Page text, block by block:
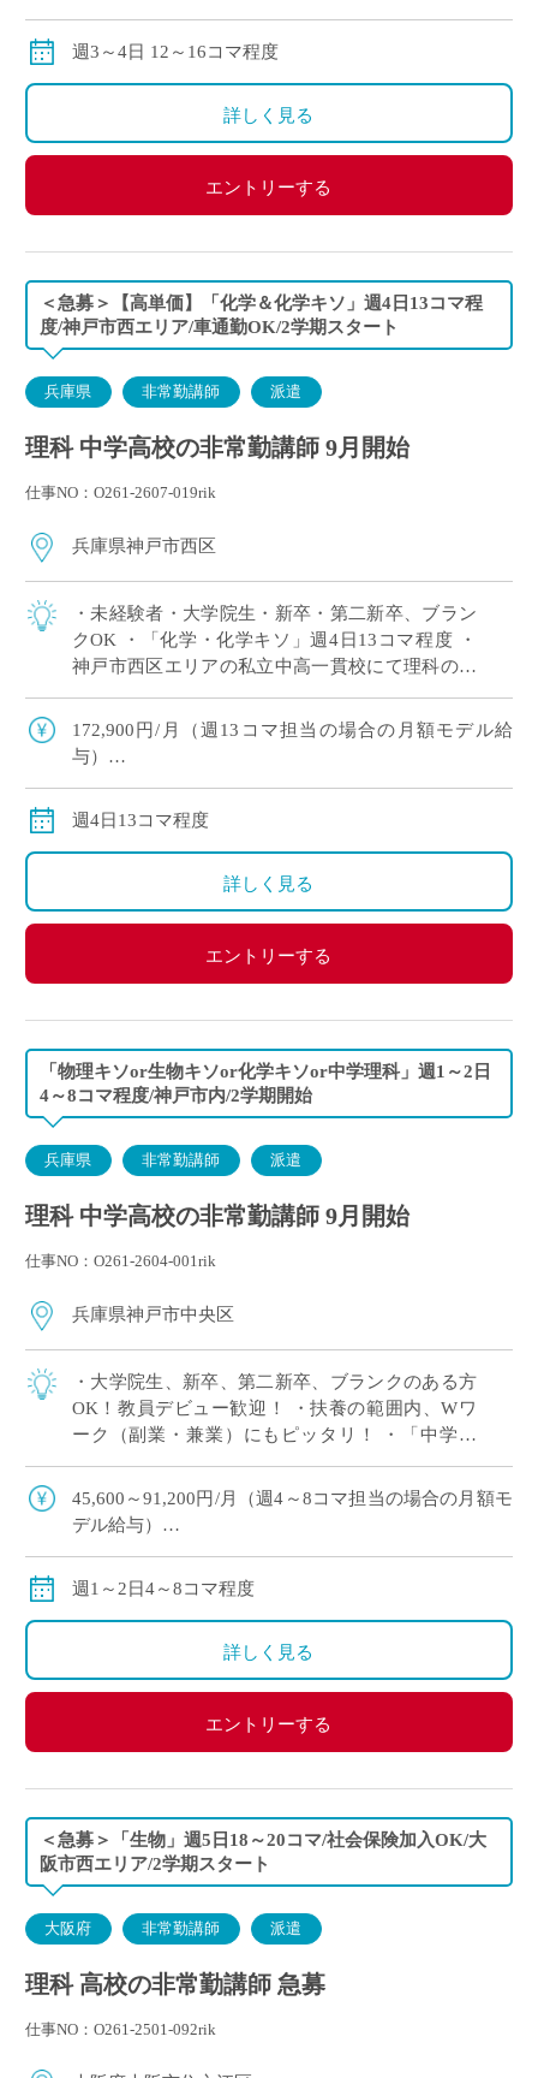
算になります。
週3～4日 12～16コマ程度
詳しく見る
エントリーする
＜急募＞【高単価】「化学＆化学キソ」週4日13コマ程
度/神戸市西エリア/車通勤OK/2学期スタート
兵庫県 非常勤講師 派遣
理科 中学高校の非常勤講師 9月開始
仕事NO：O261-2607-019rik
兵庫県神戸市西区
・未経験者・大学院生・新卒・第二新卒、ブラン
クOK ・「化学・化学キソ」週4日13コマ程度 ・
神戸市西区エリアの私立中高一貫校にて理科の非
校免許のみOK
172,900円/月（週13コマ担当の場合の月額モデル給
与）
週4日13コマ程度
詳しく見る
エントリーする
「物理キソor生物キソor化学キソor中学理科」週1～2日
4～8コマ程度/神戸市内/2学期開始
兵庫県 非常勤講師 派遣
理科 中学高校の非常勤講師 9月開始
仕事NO：O261-2604-001rik
兵庫県神戸市中央区
・大学院生、新卒、第二新卒、ブランクのある方
OK！教員デビュー歓迎！ ・扶養の範囲内、Wワ
ーク（副業・兼業）にもピッタリ！ ・「中学理
ソ」のいずれか1科目が担当できればOK […]
45,600～91,200円/月（週4～8コマ担当の場合の月額モ
デル給与）
※ご勤務スタート時期によって、初月の給与は日割計
週1～2日4～8コマ程度
詳しく見る
エントリーする
＜急募＞「生物」週5日18～20コマ/社会保険加入OK/大
阪市西エリア/2学期スタート
大阪府 非常勤講師 派遣
理科 高校の非常勤講師 急募
仕事NO：O261-2501-092rik